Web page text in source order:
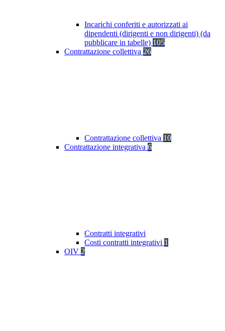
Incarichi conferiti e autorizzati ai
dipendenti (dirigenti e non dirigenti) (da
pubblicare in tabelle) 105
Contrattazione collettiva 26
Contrattazione collettiva 10
Contrattazione integrativa 6
Contratti integrativi
Costi contratti integrativi 1
OIV 2